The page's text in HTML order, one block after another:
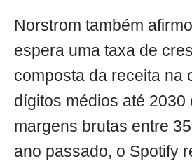
Norstrom também
espera uma taxa de
composta da receita na
dígitos médios até 2030
margens brutas entre
ano passado, o Spotify